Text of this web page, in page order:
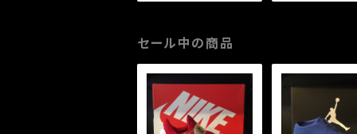
RD 3.0
セール中の商品